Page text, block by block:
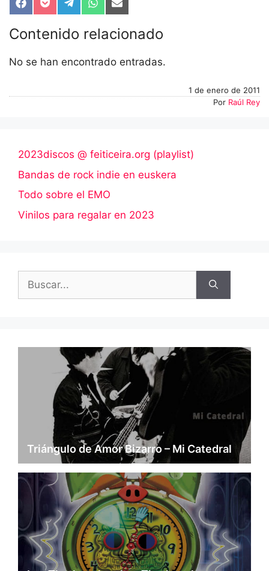
Compartir
en
Facebook
Compartir
en
Pocket
Compartir
en
Telegram
Compartir
en
WhatsApp
Compartir
en
Email
Contenido relacionado
No se han encontrado entradas.
1 de enero de 2011
Por Raúl Rey
2023discos @ feiticeira.org (playlist)
Bandas de rock indie en euskera
Todo sobre el EMO
Vinilos para regalar en 2023
Triángulo de Amor Bizarro – Mi Catedral